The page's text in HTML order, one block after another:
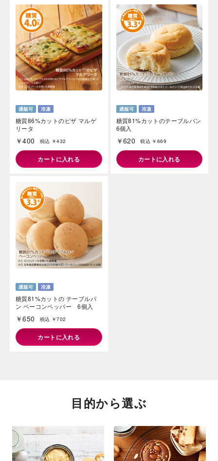
糖質86%カットのピザ マルゲ
リータ
￥400 税込 ￥432
カートに入れる
糖質81%カットのテーブルパン
6個入
￥620 税込 ￥669
カートに入れる
糖質81%カットの テーブルパ
ン ベーコンペッパー 6個入
￥650 税込 ￥702
カートに入れる
目的から選ぶ